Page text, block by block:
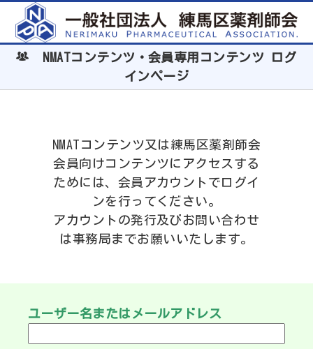
NMATコンテンツ・会員専用コンテンツ ログ
インページ
NMATコンテンツ又は練馬区薬剤師会
会員向けコンテンツにアクセスする
ためには、会員アカウントでログイ
ンを行ってください。
アカウントの発行及びお問い合わせ
は事務局までお願いいたします。
ユーザー名またはメールアドレス